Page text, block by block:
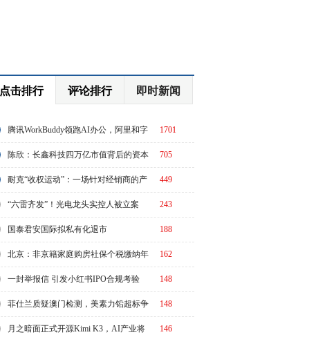
点击排行 评论排行 即时新闻
1701
腾讯WorkBuddy领跑AI办公，阿里和字
节急了？ 705
陈欣：长鑫科技四万亿市值背后的资本
与周期 449
耐克“收权运动”：一场针对经销商的产
业链价值重估 243
“六雷齐发”！光电龙头实控人被立案
188
国泰君安国际拟私有化退市
162
北京：非京籍家庭购房社保个税缴纳年
限下调为一年，公积金贷款额度最高340
万元
148
一封举报信 引发小红书IPO合规考验
148
菲仕兰质疑澳门检测，美素力铅超标争
议升级 146
月之暗面正式开源Kimi K3，AI产业将